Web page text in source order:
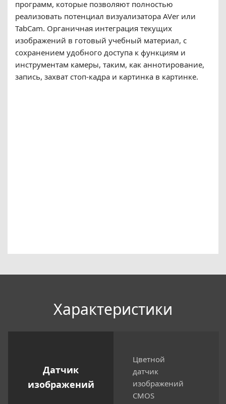
программ, которые позволяют полностью
реализовать потенциал визуализатора AVer или
TabCam. Органичная интеграция текущих
изображений в готовый учебный материал, с
сохранением удобного доступа к функциям и
инструментам камеры, таким, как аннотирование,
запись, захват стоп-кадра и картинка в картинке.
Xарактеристики
Датчик
изображений
Цветной
датчик
изображений
CMOS